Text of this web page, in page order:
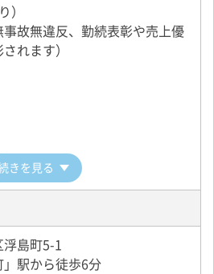
浮島町5-1
東起町3-21-5
し原町154
鶴舞2-7-9
式会社
万場2-230
故無違反、勤続表彰や売上優
れます）
きを見る
島町5-1
駅から徒歩6分